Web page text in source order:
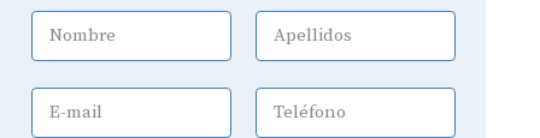
Nombre Apellidos
E-mail Teléfono